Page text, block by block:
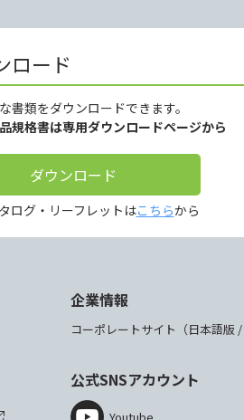
ロード
書類をダウンロードできます。
規格書は専用ダウンロードページから
ダウンロード
ログ・リーフレットはこちらから
企業情報
コーポレートサイト（日本語版 /
公式SNSアカウント